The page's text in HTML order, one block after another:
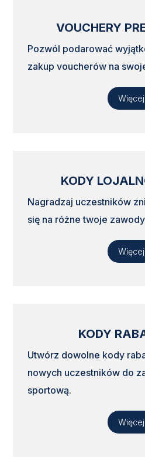
VOUCHERY
Pozwól podarować
zakup voucherów na
Więcej
KODY
Nagradzaj uczestników
się na różne twoje zawody
Więcej
KODY
Utwórz dowolne kody
nowych uczestników do
sportową.
Więcej